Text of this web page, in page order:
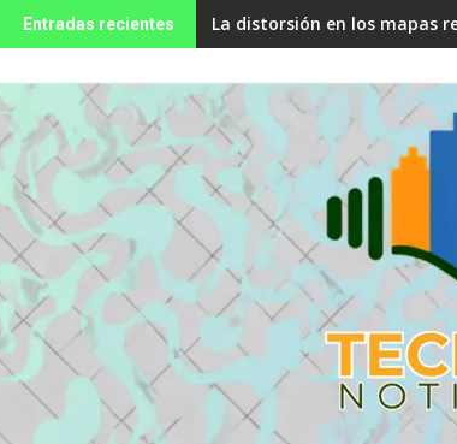
Entradas recientes La distorsión en los mapas